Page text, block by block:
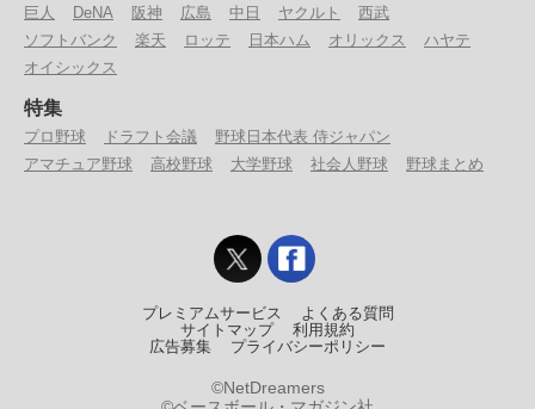
巨人 DeNA 阪神 広島 中日 ヤクルト
西武
ソフトバンク
楽天 ロッテ 日本ハム オリックス
ハヤテ
オイシックス
特集
プロ野球 ドラフト会議
野球日本代表 侍ジャパン
アマチュア野球
高校野球 大学野球 社会人野球 野球まとめ
プレミアムサービス
よくある質問
サイトマップ
利用規約
広告募集
プライバシーポリシー
©NetDreamers